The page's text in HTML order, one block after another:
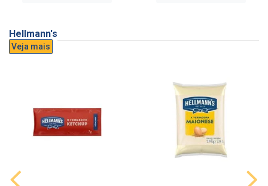
Hellmann's
Veja mais